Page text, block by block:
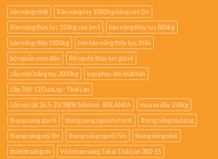
bàn nâng nhật
Bàn nâng tay 1000 kg nâng cao 1m
Bàn nâng thủy lực 350kg cao 1m5
bàn nâng thủy lực 800kg
bàn nâng điện 1000kg
bán bàn nâng thủy lực 2 tấn
bộ nguồn mini điện
Bộ nguồn thủy lực giá rẻ
cẩu mini bằng tay 2000kg
kẹp phuy đôi nhật bản
Lốp 700-12 DunLop- Thái Lan
Lốp xúc lật 26.5-25/28PR Solideal- SRILANKA
mua xe đẩy 250kg
thang nang gia rẻ
thang nang nguoi tu hanh
thang nâng hạ hàng
thang nâng mỹ 9m
thang nâng người 5m
thang nâng niuli
thiet bi nâng do
Vỏ hơi xe nâng Tokai Thái Lan 300-15